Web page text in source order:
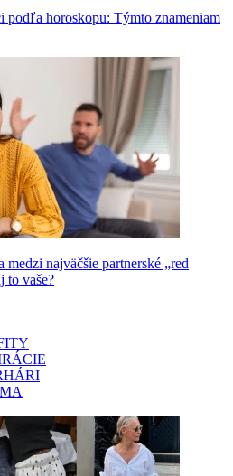
podľa horoskopu: Týmto znameniam
medzi najväčšie partnerské „red
to vaše?